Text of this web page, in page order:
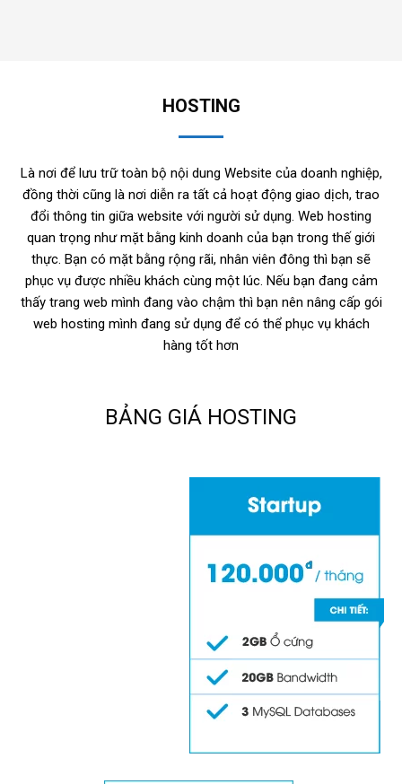
HOSTING
Là nơi để lưu trữ toàn bộ nội dung Website của doanh nghiệp,
đồng thời cũng là nơi diễn ra tất cả hoạt động giao dịch, trao
đổi thông tin giữa website với người sử dụng. Web hosting
quan trọng như mặt bằng kinh doanh của bạn trong thế giới
thực. Bạn có mặt bằng rộng rãi, nhân viên đông thì bạn sẽ
phục vụ được nhiều khách cùng một lúc. Nếu bạn đang cảm
thấy trang web mình đang vào chậm thì bạn nên nâng cấp gói
web hosting mình đang sử dụng để có thể phục vụ khách
hàng tốt hơn
BẢNG GIÁ HOSTING